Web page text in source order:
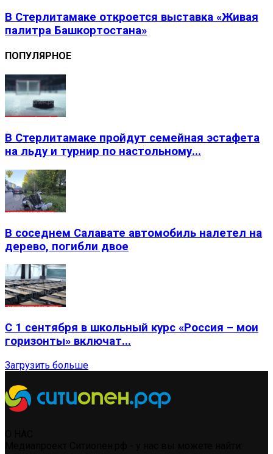
В Стерлитамаке откроется выставка «Живая
палитра Башкортостана»
ПОПУЛЯРНОЕ
В Стерлитамаке пройдут семейная эстафета
на льду и турнир по настольному...
В соседнем Салавате автомобиль налетел на
дерево, погибли двое
С 1 сентября в школьный курс «Россия – мои
горизонты» включат...
Загрузить больше